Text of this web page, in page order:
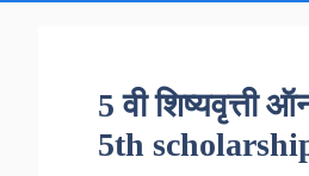
5 वी शिष्यवृत्ती
5th